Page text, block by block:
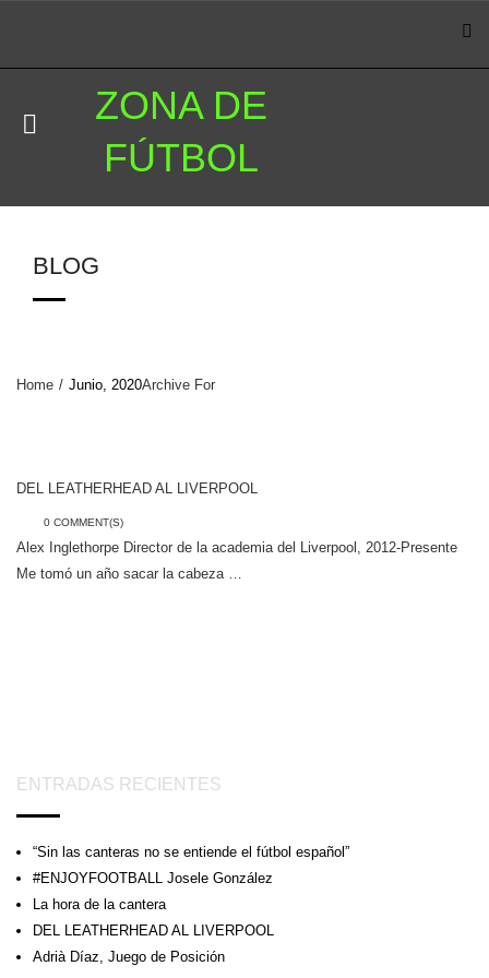
ZONA DE
FÚTBOL
BLOG
Home / Junio, 2020Archive For
DEL LEATHERHEAD AL LIVERPOOL
0 COMMENT(S)
Alex Inglethorpe Director de la academia del Liverpool, 2012-Presente
Me tomó un año sacar la cabeza …
ENTRADAS RECIENTES
“Sin las canteras no se entiende el fútbol español”
#ENJOYFOOTBALL Josele González
La hora de la cantera
DEL LEATHERHEAD AL LIVERPOOL
Adrià Díaz, Juego de Posición